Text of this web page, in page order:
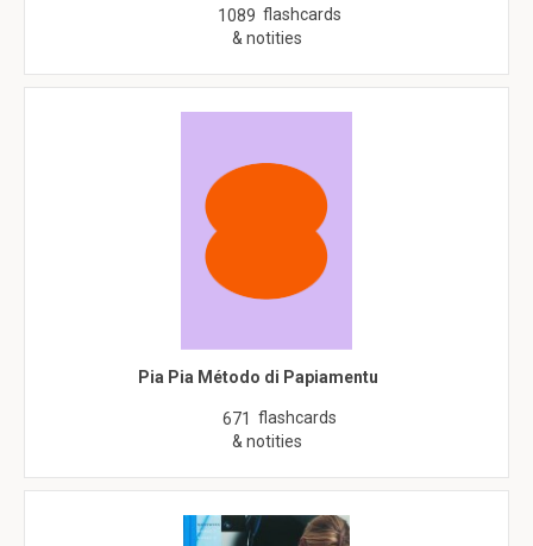
1089 flashcards
& notities
Pia Pia Método di Papiamentu
671 flashcards
& notities